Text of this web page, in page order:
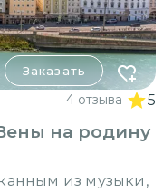
Заказать
4 отзыва 5
на родину
из музыки,